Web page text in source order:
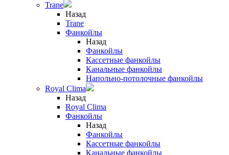
Trane
Назад
Trane
Фанкойлы
Назад
Фанкойлы
Кассетные фанкойлы
Канальные фанкойлы
Напольно-потолочные фанкойлы
Royal Clima
Назад
Royal Clima
Фанкойлы
Назад
Фанкойлы
Кассетные фанкойлы
Канальные фанкойлы